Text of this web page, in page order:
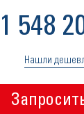
1 548
Нашли